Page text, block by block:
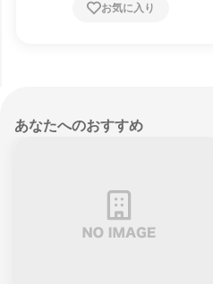
お気に入り
あなたへのおすすめ